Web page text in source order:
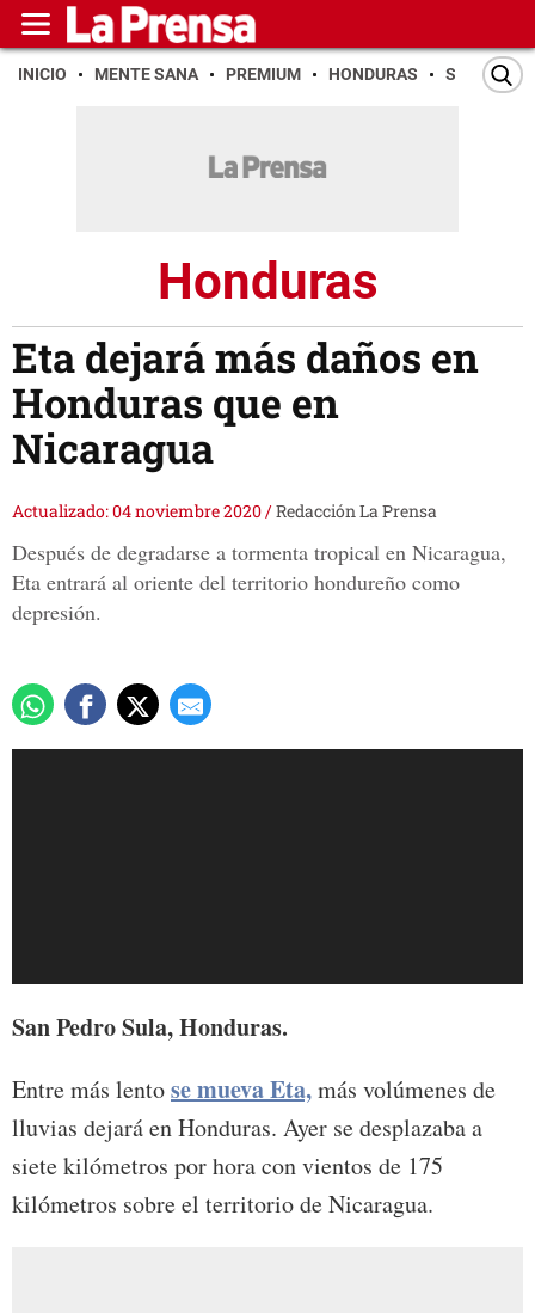
INICIO MENTE SANA PREMIUM HONDURAS SAN PEDRO
Honduras
Eta dejará más daños en
Honduras que en
Nicaragua
Actualizado: 04 noviembre 2020/Redacción La Prensa
Después de degradarse a tormenta tropical en Nicaragua,
Eta entrará al oriente del territorio hondureño como
depresión.
San Pedro Sula, Honduras.
Entre más lentose mueva Eta,más volúmenes de
lluvias dejará en Honduras. Ayer se desplazaba a
siete kilómetros por hora con vientos de 175
kilómetros sobre el territorio de Nicaragua.